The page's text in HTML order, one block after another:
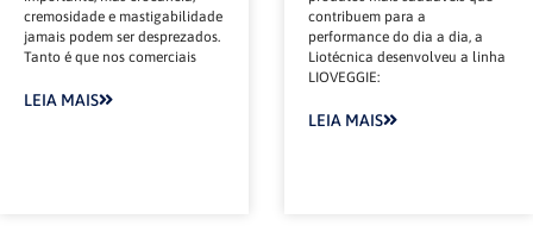
cremosidade e mastigabilidade
jamais podem ser desprezados.
Tanto é que nos comerciais
LEIA MAIS
contribuem para a
performance do dia a dia, a
Liotécnica desenvolveu a linha
LIOVEGGIE:
LEIA MAIS